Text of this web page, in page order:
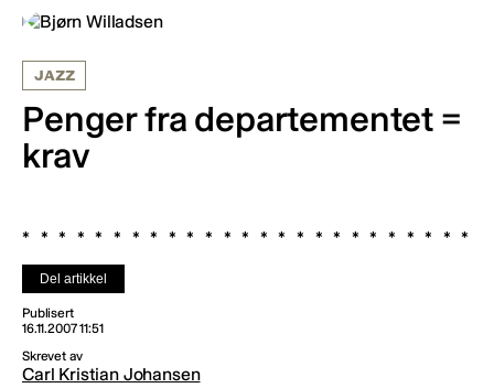
JAZZ
Penger fra departementet =
krav
Del artikkel
Publisert
16.11.2007 11:51
Skrevet av
Carl Kristian Johansen